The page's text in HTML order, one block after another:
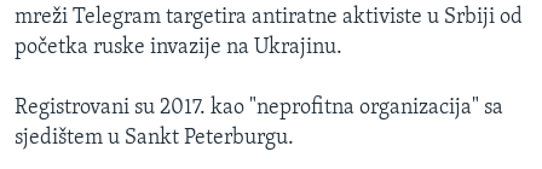
mreži Telegram targetira antiratne aktiviste u Srbiji od
početka ruske invazije na Ukrajinu.
Registrovani su 2017. kao "neprofitna organizacija" sa
sjedištem u Sankt Peterburgu.